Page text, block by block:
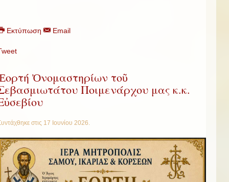
Εκτύπωση Email
Ὀνομαστηρίων τοῦ
Ποιμενάρχου μας κ.κ.
στις 17 Ιουνίου 2026.